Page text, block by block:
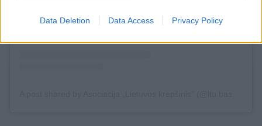
Data Deletion Data Access Privacy Policy